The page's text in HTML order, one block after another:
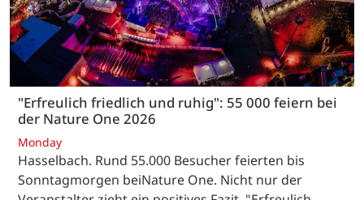
"Erfreulich friedlich und ruhig": 55 000 feiern bei
der Nature One 2026
Monday
Hasselbach. Rund 55.000 Besucher feierten bis
Sonntagmorgen beiNature One. Nicht nur der